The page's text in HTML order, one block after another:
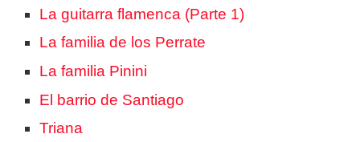
La guitarra flamenca (Parte 1)
La familia de los Perrate
La familia Pinini
El barrio de Santiago
Triana